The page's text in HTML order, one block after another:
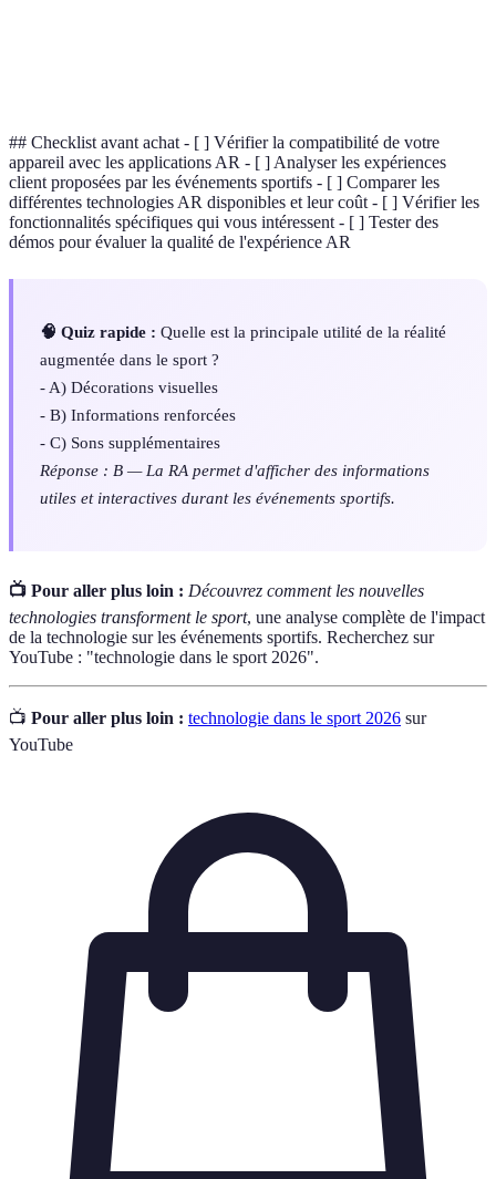
## Checklist avant achat - [ ] Vérifier la compatibilité de votre
appareil avec les applications AR - [ ] Analyser les expériences
client proposées par les événements sportifs - [ ] Comparer les
différentes technologies AR disponibles et leur coût - [ ] Vérifier les
fonctionnalités spécifiques qui vous intéressent - [ ] Tester des
démos pour évaluer la qualité de l'expérience AR
🧠 Quiz rapide : Quelle est la principale utilité de la réalité
augmentée dans le sport ?
- A) Décorations visuelles
- B) Informations renforcées
- C) Sons supplémentaires
Réponse : B — La RA permet d'afficher des informations
utiles et interactives durant les événements sportifs.
📺 Pour aller plus loin : Découvrez comment les nouvelles
technologies transforment le sport, une analyse complète de l'impact
de la technologie sur les événements sportifs. Recherchez sur
YouTube : "technologie dans le sport 2026".
📺 Pour aller plus loin : technologie dans le sport 2026 sur
YouTube